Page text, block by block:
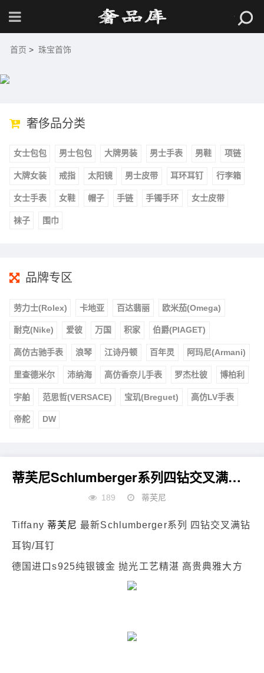
首页 > 珠宝首饰
奢侈品分类
女士包包 男士包包 大牌男装 男士手表 男鞋 项链
大牌女装 戒指 太阳镜 男士皮带 耳环耳钉 行李箱
女士手表 女鞋 帽子 手链 手镯手环 女士皮带
袜子 围巾
品牌专区
劳力士(Rolex) 卡地亚 百达翡丽 欧米茄(Omega)
耐克(Nike) 爱彼 万国 积家 伯爵(PIAGET)
高仿古驰手表 浪琴 江诗丹顿 百年灵 阿玛尼(Armani)
里查德米尔 沛纳海 高仿香奈儿手表 罗杰杜彼 博柏利
宇舶 范思哲(VERSACE) 宝玑(Breguet) 高仿LV手表
帝舵 DW
蒂芙尼Schlumberger系列四钻交叉满钻耳钩/耳钉
189 蒂芙尼
Tiffany 蒂芙尼 最新Schlumberger系列 四钻交叉满钻
耳钩/耳钉
德国进口s925纯银镀金 抛光工艺精湛 高贵典雅大方